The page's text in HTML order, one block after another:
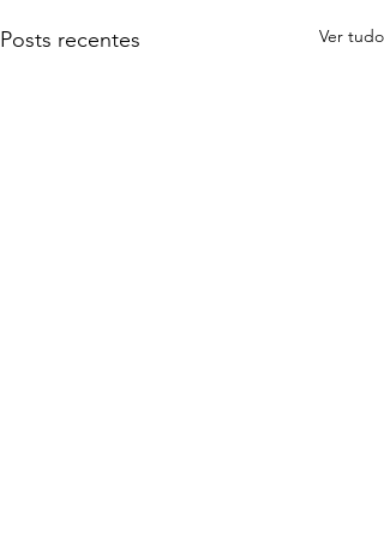
Posts recentes Ver tudo